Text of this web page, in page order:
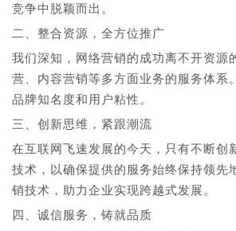
竞争中脱颖而出。
二、整合资源，全方位推广
我们深知，网络营销的成功离不开资
营、内容营销等多方面业务的服务体
品牌知名度和用户粘性。
三、创新思维，紧跟潮流
在互联网飞速发展的今天，只有不断创
技术，以确保提供的服务始终保持领
销技术，助力企业实现跨越式发展。
四、诚信服务，铸就品质